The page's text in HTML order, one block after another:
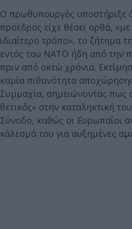
Ο πρωθυπουργός υποστήριξε
πρόεδρος είχε θέσει ορθά,
ιδιαίτερο τρόπο», το ζήτημα
εντός του ΝΑΤΟ ήδη από την
πριν από οκτώ χρόνια.
καμία πιθανότητα
Συμμαχία, σημειώνοντας πως
θετικός» στην καταληκτική
Σύνοδο, καθώς οι Ευρωπαίοι
κάλεσμά του για αυξημένες